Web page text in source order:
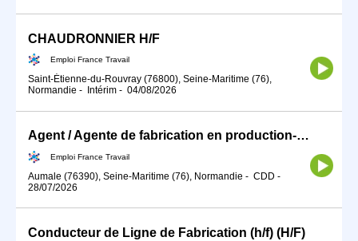
CHAUDRONNIER H/F
Emploi France Travail
Saint-Étienne-du-Rouvray (76800), Seine-Maritime (76),
Normandie - Intérim - 04/08/2026
Agent / Agente de fabrication en production-transformation du ver (H/F)
Emploi France Travail
Aumale (76390), Seine-Maritime (76), Normandie - CDD -
28/07/2026
Conducteur de Ligne de Fabrication (h/f) (H/F)